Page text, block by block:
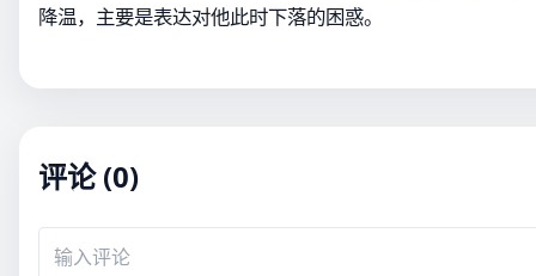
降温，主要是表达对他此时下落的困惑。
评论 (0)